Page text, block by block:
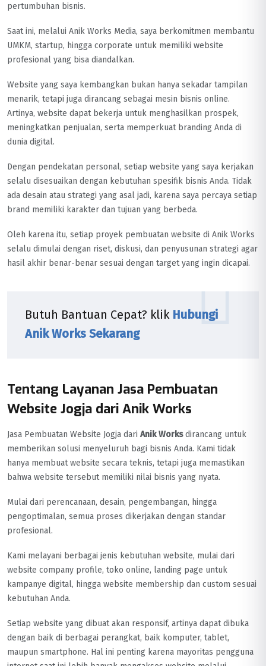
pertumbuhan bisnis.
Saat ini, melalui Anik Works Media, saya berkomitmen membantu
UMKM, startup, hingga corporate untuk memiliki website
profesional yang bisa diandalkan.
Website yang saya kembangkan bukan hanya sekadar tampilan
menarik, tetapi juga dirancang sebagai mesin bisnis online.
Artinya, website dapat bekerja untuk menghasilkan prospek,
meningkatkan penjualan, serta memperkuat branding Anda di
dunia digital.
Dengan pendekatan personal, setiap website yang saya kerjakan
selalu disesuaikan dengan kebutuhan spesifik bisnis Anda. Tidak
ada desain atau strategi yang asal jadi, karena saya percaya setiap
brand memiliki karakter dan tujuan yang berbeda.
Oleh karena itu, setiap proyek pembuatan website di Anik Works
selalu dimulai dengan riset, diskusi, dan penyusunan strategi agar
hasil akhir benar-benar sesuai dengan target yang ingin dicapai.
Butuh Bantuan Cepat? klik Hubungi
Anik Works Sekarang
Tentang Layanan Jasa Pembuatan
Website Jogja dari Anik Works
Jasa Pembuatan Website Jogja dari Anik Worksdirancang untuk
memberikan solusi menyeluruh bagi bisnis Anda. Kami tidak
hanya membuat website secara teknis, tetapi juga memastikan
bahwa website tersebut memiliki nilai bisnis yang nyata.
Mulai dari perencanaan, desain, pengembangan, hingga
pengoptimalan, semua proses dikerjakan dengan standar
profesional.
Kami melayani berbagai jenis kebutuhan website, mulai dari
website company profile, toko online, landing page untuk
kampanye digital, hingga website membership dan custom sesuai
kebutuhan Anda.
Setiap website yang dibuat akan responsif, artinya dapat dibuka
dengan baik di berbagai perangkat, baik komputer, tablet,
maupun smartphone. Hal ini penting karena mayoritas pengguna